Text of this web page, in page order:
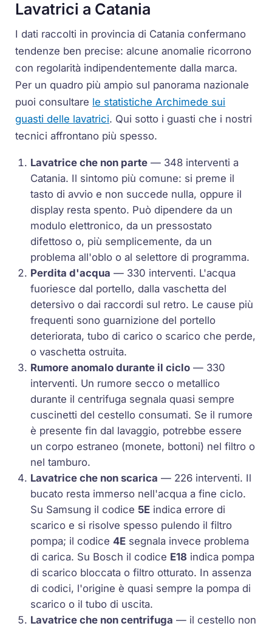
Lavatrici a Catania
I dati raccolti in provincia di Catania confermano
tendenze ben precise: alcune anomalie ricorrono
con regolarità indipendentemente dalla marca.
Per un quadro più ampio sul panorama nazionale
puoi consultare le statistiche Archimede sui
guasti delle lavatrici. Qui sotto i guasti che i nostri
tecnici affrontano più spesso.
Lavatrice che non parte — 348 interventi a
Catania. Il sintomo più comune: si preme il
tasto di avvio e non succede nulla, oppure il
display resta spento. Può dipendere da un
modulo elettronico, da un pressostato
difettoso o, più semplicemente, da un
problema all'oblo o al selettore di programma.
Perdita d'acqua — 330 interventi. L'acqua
fuoriesce dal portello, dalla vaschetta del
detersivo o dai raccordi sul retro. Le cause più
frequenti sono guarnizione del portello
deteriorata, tubo di carico o scarico che perde,
o vaschetta ostruita.
Rumore anomalo durante il ciclo — 330
interventi. Un rumore secco o metallico
durante il centrifuga segnala quasi sempre
cuscinetti del cestello consumati. Se il rumore
è presente fin dal lavaggio, potrebbe essere
un corpo estraneo (monete, bottoni) nel filtro o
nel tamburo.
Lavatrice che non scarica — 226 interventi. Il
bucato resta immerso nell'acqua a fine ciclo.
Su Samsung il codice 5E indica errore di
scarico e si risolve spesso pulendo il filtro
pompa; il codice4E segnala invece problema
di carica. Su Bosch il codice E18 indica pompa
di scarico bloccata o filtro otturato. In assenza
di codici, l'origine è quasi sempre la pompa di
scarico o il tubo di uscita.
Lavatrice che non centrifuga — il cestello non